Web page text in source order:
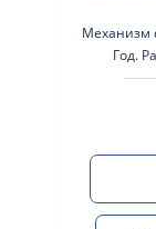
Механизм
Год.